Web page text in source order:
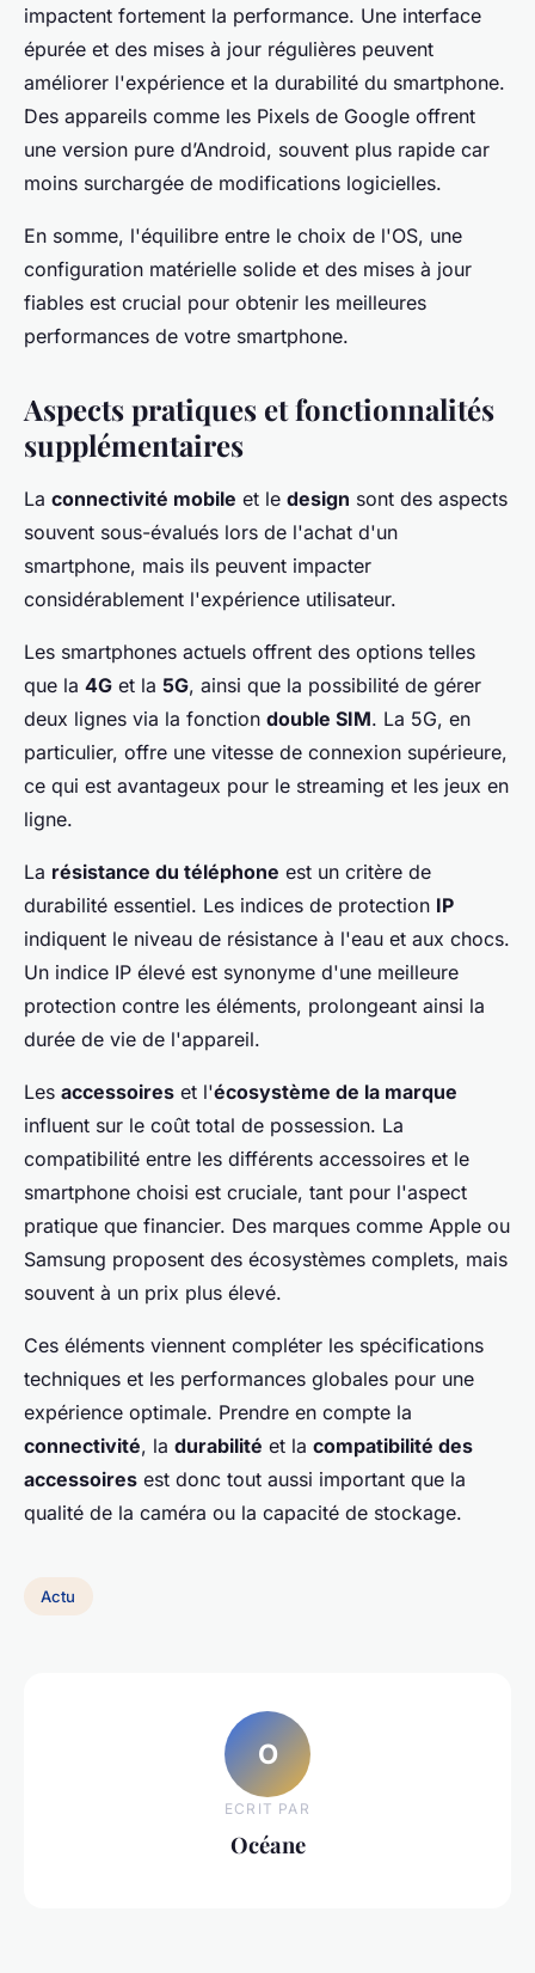
impactent fortement la performance. Une interface
épurée et des mises à jour régulières peuvent
améliorer l'expérience et la durabilité du smartphone.
Des appareils comme les Pixels de Google offrent
une version pure d’Android, souvent plus rapide car
moins surchargée de modifications logicielles.
En somme, l'équilibre entre le choix de l'OS, une
configuration matérielle solide et des mises à jour
fiables est crucial pour obtenir les meilleures
performances de votre smartphone.
Aspects pratiques et fonctionnalités
supplémentaires
La connectivité mobile et le design sont des aspects
souvent sous-évalués lors de l'achat d'un
smartphone, mais ils peuvent impacter
considérablement l'expérience utilisateur.
Les smartphones actuels offrent des options telles
que la 4G et la 5G, ainsi que la possibilité de gérer
deux lignes via la fonction double SIM. La 5G, en
particulier, offre une vitesse de connexion supérieure,
ce qui est avantageux pour le streaming et les jeux en
ligne.
La résistance du téléphone est un critère de
durabilité essentiel. Les indices de protection IP
indiquent le niveau de résistance à l'eau et aux chocs.
Un indice IP élevé est synonyme d'une meilleure
protection contre les éléments, prolongeant ainsi la
durée de vie de l'appareil.
Les accessoires et l'écosystème de la marque
influent sur le coût total de possession. La
compatibilité entre les différents accessoires et le
smartphone choisi est cruciale, tant pour l'aspect
pratique que financier. Des marques comme Apple ou
Samsung proposent des écosystèmes complets, mais
souvent à un prix plus élevé.
Ces éléments viennent compléter les spécifications
techniques et les performances globales pour une
expérience optimale. Prendre en compte la
connectivité, la durabilité et la compatibilité des
accessoires est donc tout aussi important que la
qualité de la caméra ou la capacité de stockage.
Actu
O
ECRIT PAR
Océane